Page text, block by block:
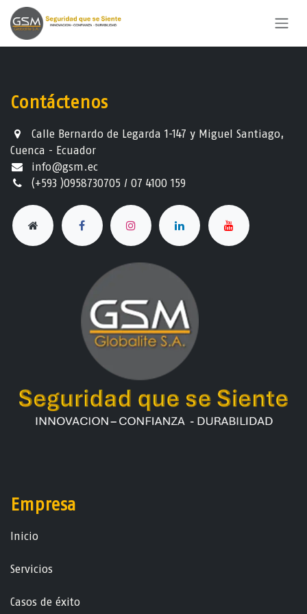
Ir al contenido
Contáctenos
Calle Bernardo de Legarda 1-147 y Miguel Santiago,
Cuenca - Ecuador
info@gsm.ec​
(+593 )0958730705 / 07 4100 159
Empresa
Ini​ci​o
Servicios
Casos de éxito